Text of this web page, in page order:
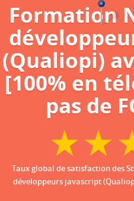
Formation
(Qualiopi)
[100% en
pas de
Taux global de satisfaction des
développeurs javascript